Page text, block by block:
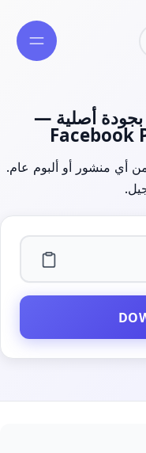
أصلية —
Facebook
أي منشور أو ألبوم عام.